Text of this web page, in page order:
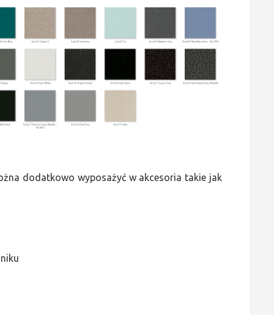
dodatkowo wyposażyć w akcesoria takie jak